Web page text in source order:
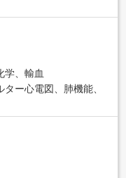
学、輸血
ー心電図、肺機能、